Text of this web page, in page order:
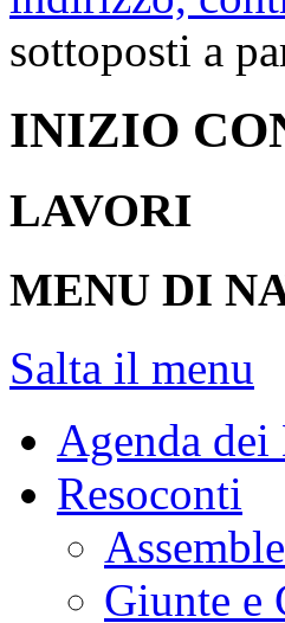
sottoposti a
INIZIO
LAVORI
MENU DI
Salta il menu
Agenda
Resoconti
Giunte e